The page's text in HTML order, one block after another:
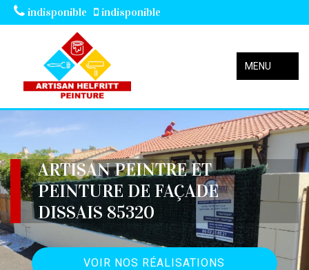
indisponible indisponible
MENU
ARTISAN PEINTRE ET
PEINTURE DE FAÇADE
DISSAIS 85320
VOIR NOS RÉALISATIONS